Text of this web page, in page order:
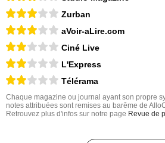
Zurban
aVoir-aLire.com
Ciné Live
L'Express
Télérama
Chaque magazine ou journal ayant son propre
notes attribuées sont remises au barême de
Retrouvez plus d'infos sur notre page Revue de